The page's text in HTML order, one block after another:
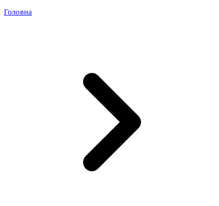
Головна